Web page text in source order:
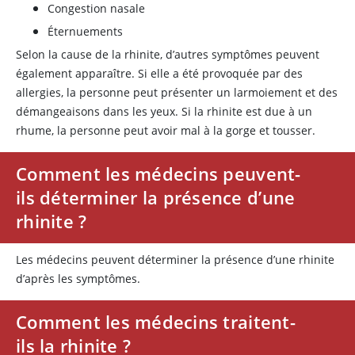
Congestion nasale
Éternuements
Selon la cause de la rhinite, d’autres symptômes peuvent
également apparaître. Si elle a été provoquée par des
allergies, la personne peut présenter un larmoiement et des
démangeaisons dans les yeux. Si la rhinite est due à un
rhume, la personne peut avoir mal à la gorge et tousser.
Comment les médecins peuvent-
ils déterminer la présence d’une
rhinite ?
Les médecins peuvent déterminer la présence d’une rhinite
d’après les symptômes.
Comment les médecins traitent-
ils la rhinite ?